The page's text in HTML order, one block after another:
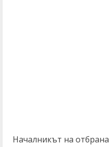
Началникът на